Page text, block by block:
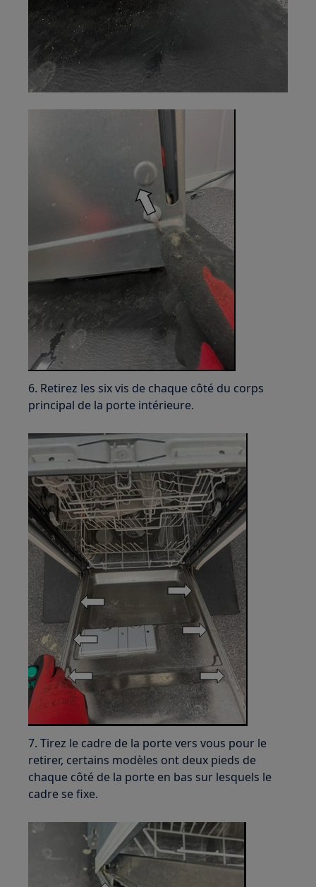
6. Retirez les six vis de chaque côté du corps
principal de la porte intérieure.
7. Tirez le cadre de la porte vers vous pour le
retirer, certains modèles ont deux pieds de
chaque côté de la porte en bas sur lesquels le
cadre se fixe.